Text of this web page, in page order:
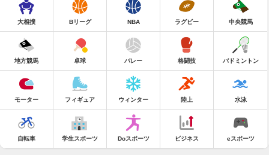
大相撲 Bリーグ NBA ラグビー 中央競馬
地方競馬 卓球 バレー 格闘技 バドミントン
モーター フィギュア ウィンター 陸上 水泳
自転車 学生スポーツ Doスポーツ ビジネス eスポーツ